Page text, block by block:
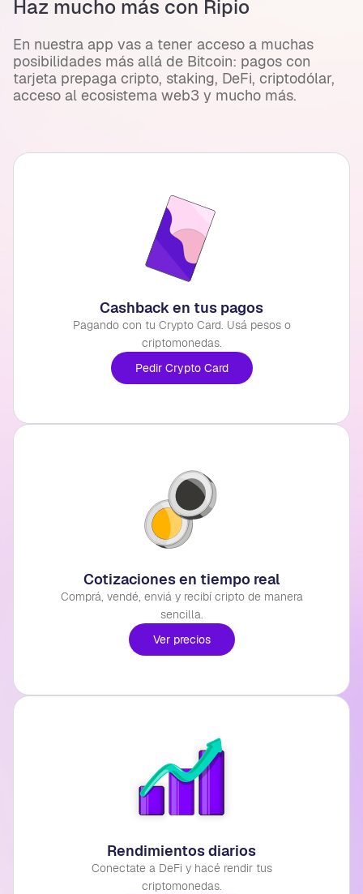
Haz mucho más con Ripio
En nuestra app vas a tener acceso a muchas
posibilidades más allá de Bitcoin: pagos con
tarjeta prepaga cripto, staking, DeFi, criptodólar,
acceso al ecosistema web3 y mucho más.
Cashback en tus pagos
Pagando con tu Crypto Card. Usá pesos o
criptomonedas.
Pedir Crypto Card
Cotizaciones en tiempo real
Comprá, vendé, enviá y recibí cripto de manera
sencilla.
Ver precios
Rendimientos diarios
Conectate a DeFi y hacé rendir tus
criptomonedas.